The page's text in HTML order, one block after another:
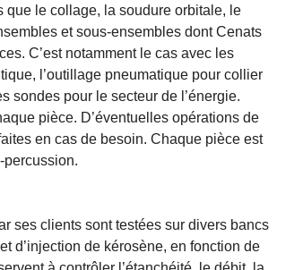
que le collage, la soudure orbitale, le
et sous-ensembles dont Cenats
C’est notamment le cas avec les
l’outillage pneumatique pour collier
sondes pour le secteur de l’énergie.
pièce. D’éventuelles opérations de
en cas de besoin. Chaque pièce est
percussion.
ses clients sont testées sur divers bancs
d’injection de kérosène, en fonction de